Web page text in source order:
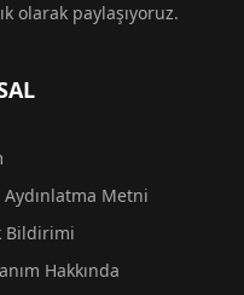
olarak paylaşıyoruz.
Aydınlatma Metni
Bildirimi
Hakkında